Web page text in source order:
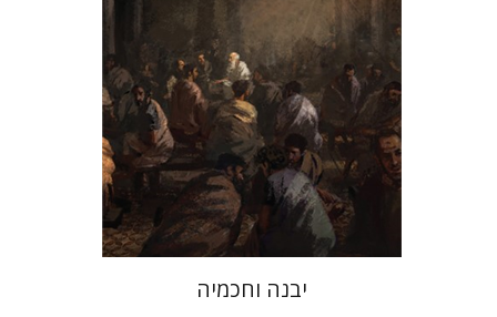
הנחת אתר ספר מודפס
$46
$41
יבנה וחכמיה